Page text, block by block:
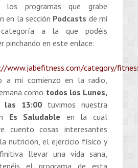
los programas que grabe
en la sección Podcasts de mi
a la que podéis
pinchando en este enlace:
www.jabefitness.com/category/
a mi comienzo en la radio,
como todos los Lunes,
las 13:00 tuvimos nuestra
Es Saludable en la cual
cuento cosas interesantes
nutrición, el ejercicio físico y
llevar una vida sana,
el programa de esta